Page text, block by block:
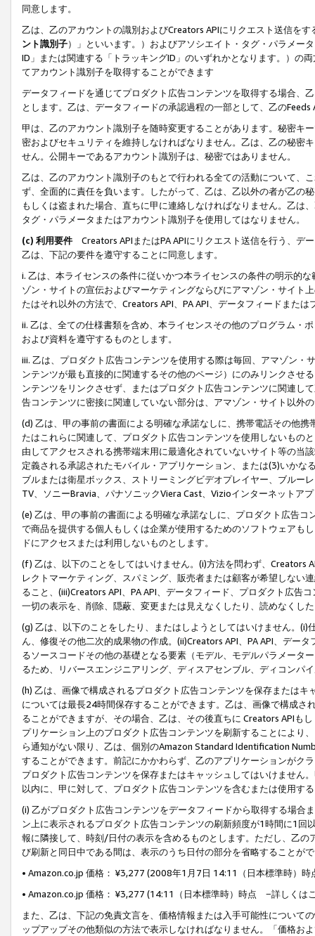
同意します。
乙は、乙のアカウントの識別およびCreators APIにリクエスト送信を
ント識別子）」といいます。）およびアソシエイト・タグ・パラメー
ID」または関連する「トラッキングID」のいずれかとなります。）の
てアカウント識別子を取得することができます
データフィードを通じてプロダクト広告コンテンツを取得する場合、
とします。乙は、データフィードの承認過程の一部として、乙の
甲は、乙のアカウント識別子を随時変更することがあります。秘密キ
密およびセキュリティを維持しなければなりません。乙は、乙の秘密
せん。公開キーであるアカウント識別子は、秘密ではありません。
乙は、乙のアカウント識別子のもとで行われる全ての活動について、
ず、全面的に責任を負います。したがって、乙は、乙以外の者が乙の
もしくは盗まれた場合、直ちに甲に連絡しなければなりません。乙は
タグ・パラメータまたはアカウント識別子を使用してはなりません。
(c) 利用要件 Creators APIまたはPA APIにリクエスト送信を行う、デ
乙は、下記の要件を遵守することに同意します。
i. 乙は、本ライセンスの条件に従いかつ本ライセンスの条件の明示的
ゾン・サイトの宣伝およびマーケティングならびにアマゾン・サイト
たはそれ以外の方法で、Creators API、PA API、データフィードまた
ii. 乙は、全ての仕様書類を含め、本ライセンスその他のプログラム・
および資料を遵守するものとします。
iii. 乙は、プロダクト広告コンテンツを使用する際は毎回、アマゾン
ンテンツが最も直接的に関連するその他のページ）にのみリンクさせ
ンテンツをリンクさせず、またはプロダクト広告コンテンツに関連し
告コンテンツに密接に関連していない部分は、アマゾン・サイト以外
(d) 乙は、甲の事前の書面による明確な承諾なしに、携帯電話その他
たはこれらに関連して、プロダクト広告コンテンツを使用しないもの
由してアクセスされる携帯端末用に最適化されていないサイト等の当
定義される承認されたモバイル・アプリケーション、または(3)いか
ブルまたは衛星ボックス、ストリーミングビデオプレイヤー、ブルー
TV、ソニーBravia、パナソニックViera Cast、Vizioインターネットア
(e) 乙は、甲の事前の書面による明確な承諾なしに、プロダクト広告
で商品を提供する個人もしくは企業が使用するためのソフトウェアも
ドにアクセスまたは利用しないものとします。
(f) 乙は、以下のことをしてはいけません。(i)方法を問わず、Creators
レクトマーケティング、スパミング、販売者または顧客が希望しない
ること、(iii)Creators API、PA API、データフィード、プロダクト広告
一切の表示を、削除、隠蔽、変更または見えなくしたり、読めなくし
(g) 乙は、以下のことをしたり、またはしようとしてはいけません。
ん、修復その他二次的成果物の作成。(ii)Creators API、PA API、デー
るソースコードその他の基礎となる要素（モデル、モデルパラメータ
るため、リバースエンジニアリング、ディスアセンブル、ディコンパ
(h) 乙は、画像で構成されるプロダクト広告コンテンツを保存または
については最長24時間保存することができます。乙は、画像で構成
ることができますが、その場合、乙は、その後直ちに Creators APIも
プリケーション上のプロダクト広告コンテンツを刷新することにより
ら通知がない限り、乙は、個別のAmazon Standard Identification
することができます。前記にかかわらず、乙のアプリケーションがク
プロダクト広告コンテンツを保存またはキャッシュしてはいけません
以内に、甲に対して、プロダクト広告コンテンツを含むまたは使用す
(i) 乙がプロダクト広告コンテンツをデータフィードから取得する場合
ン上に表示されるプロダクト広告コンテンツの刷新頻度が1時間に1
報に隣接して、時刻/日付の表示を含めるものとします。ただし、乙
び刷新と同日中である間は、表示のうち日付の部分を省略することが
• Amazon.co.jp 価格： ¥3,277 (2008年1月7日 14:11（日本標準時）
• Amazon.co.jp 価格： ¥3,277 (14:11（日本標準時）時点 −詳しくは
また、乙は、下記の免責文言を、価格情報または入手可能性について
ップアップその他類似の方法で表示しなければなりません。「価格